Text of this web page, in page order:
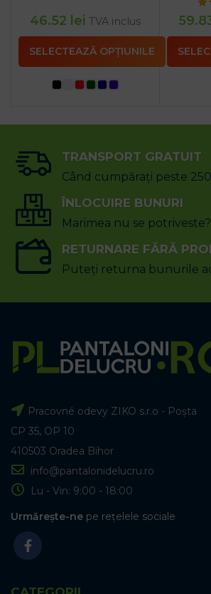
46.52 lei TVA inclus
SELECTEAZĂ OPȚIUNILE
TRANSPORT GRATUIT
Când cumpărați peste
ÎNLOCUIRE BUNURI
Marimea nu se potriveste?
RETURNARE FĂRĂ
Puteți returna bunurile
Pracovné odevy ZIKO s.r.o - Poșta
CP 35, OP 10
410503 Oradea Bihor
info@pantalonidelucru.ro
Lu - Vin: 9:00 - 18:00
Urmărește-ne pe rețelele sociale